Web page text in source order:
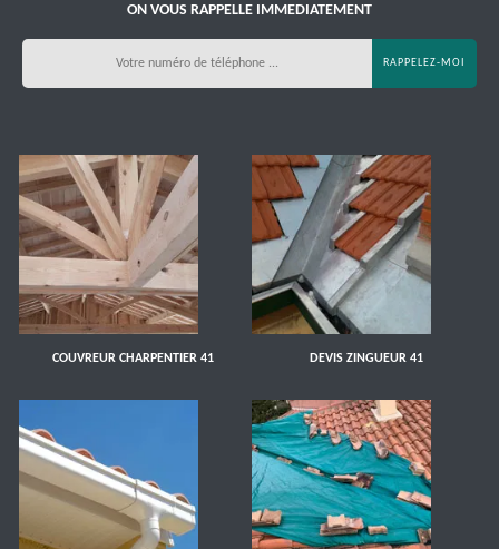
ON VOUS RAPPELLE IMMEDIATEMENT
COUVREUR CHARPENTIER 41 DEVIS ZINGUEUR 41